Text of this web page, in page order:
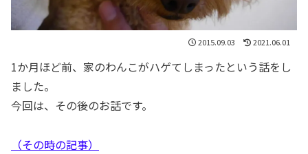
2015.09.03 2021.06.01
1か月ほど前、家のわんこがハゲてしまったという話をし
ました。
今回は、その後のお話です。
（その時の記事）